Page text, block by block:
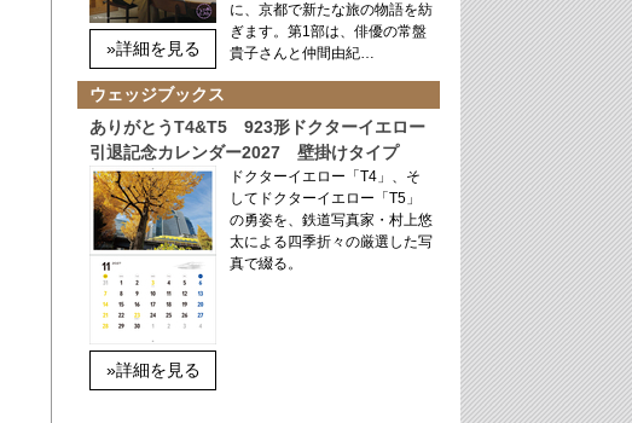
»詳細を見る
に、京都で新たな旅の物語を紡
ぎます。第1部は、俳優の常盤
貴子さんと仲間由紀…
ウェッジブックス
ありがとうT4&T5 923形ドクターイエロー
引退記念カレンダー2027 壁掛けタイプ
»詳細を見る
ドクターイエロー「T4」、そ
してドクターイエロー「T5」
の勇姿を、鉄道写真家・村上悠
太による四季折々の厳選した写
真で綴る。